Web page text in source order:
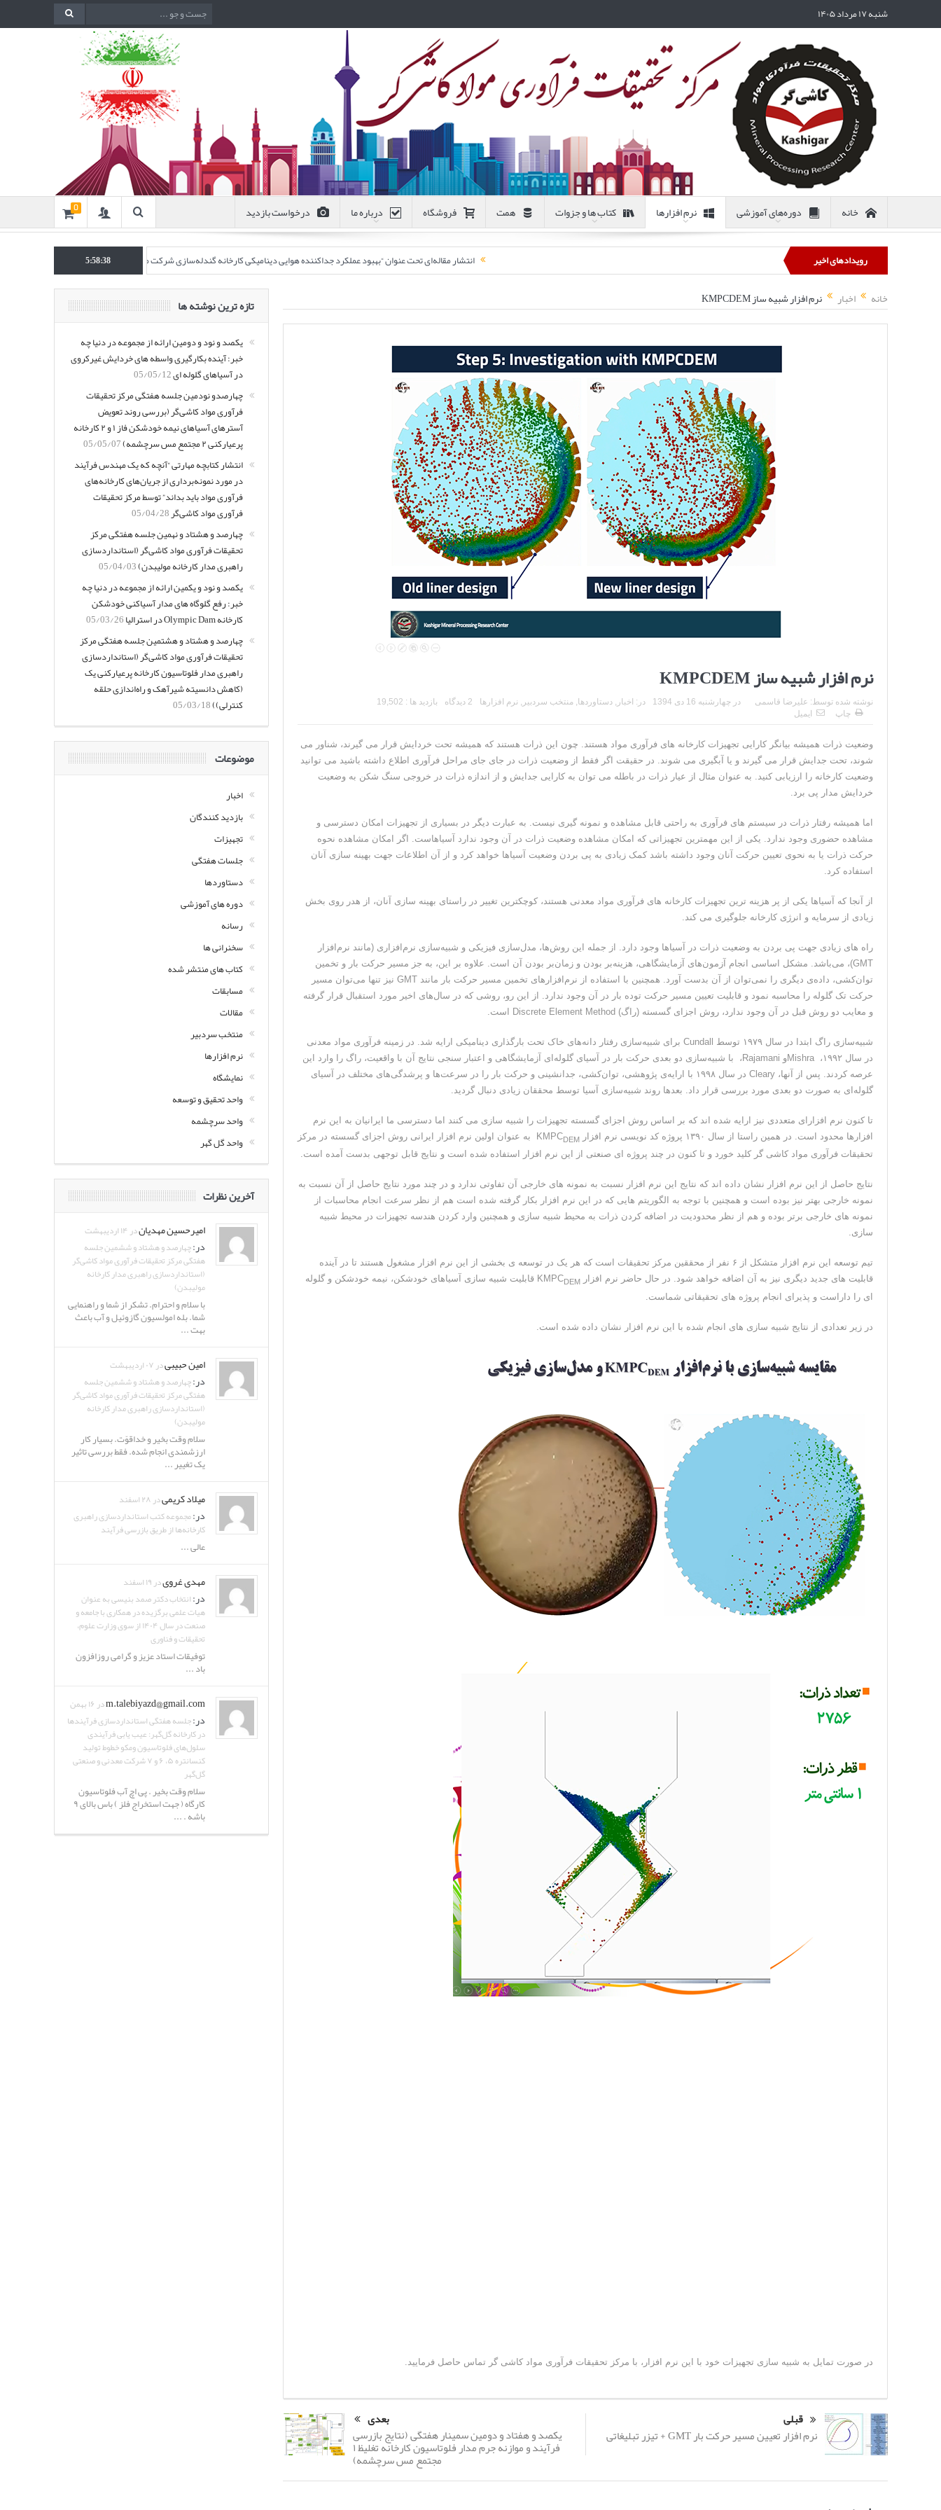
شنبه ۱۷ مرداد ۱۴۰۵
خانه دوره‌های آموزشی نرم افزارها کتاب ها و جزوات همت فروشگاه درباره ما درخواست بازدید 0
رویدادهای اخیر انتشار مقاله‌ای تحت عنوان “بهبود عملکرد جداکننده هوایی دینامیکی کارخانه گندله‌سازی شرکت معدنی و صنعتی گل‌گهر” در نشریه
5:58:39
خانه اخبار نرم افزار شبیه ساز KMPCDEM
نرم افزار شبیه ساز KMPCDEM
نوشته شده توسط: علیرضا قاسمی درچهارشنبه 16 دی 1394 در: اخبار ,دستاوردها,منتخب سردبیر , نرم افزارها 2 دیدگاه
بازدید ها : 19,502
چاپ
ایمیل
وضعیت ذرات همیشه بیانگر کارایی تجهیزات کارخانه های فرآوری مواد هستند. چون این ذرات هستند که همیشه تحت خردایش قرار می گیرند، شناور می
شوند، تحت جدایش قرار می گیرند و یا آبگیری می شوند. در حقیقت اگر فقط از وضعیت ذرات در جای جای مراحل فرآوری اطلاع داشته باشید می توانید
وضعیت کارخانه را ارزیابی کنید. به عنوان مثال از عیار ذرات در باطله می توان به کارایی جدایش و از اندازه ذرات در خروجی سنگ شکن به وضعیت
خردایش مدار پی برد.
اما همیشه رفتار ذرات در سیستم های فرآوری به راحتی قابل مشاهده و نمونه گیری نیست. به عبارت دیگر در بسیاری از تجهیزات امکان دسترسی و
مشاهده حضوری وجود ندارد. یکی از این مهمترین تجهیزاتی که امکان مشاهده وضعیت ذرات در آن وجود ندارد آسیاهاست. اگر امکان مشاهده نحوه
حرکت ذرات یا به نحوی تعیین حرکت آنان وجود داشته باشد کمک زیادی به پی بردن وضعیت آسیاها خواهد کرد و از آن اطلاعات جهت بهینه سازی آنان
استفاده کرد.
از آنجا که آسیاها یکی از پر هزینه ترین تجهیزات کارخانه های فرآوری مواد معدنی هستند، کوچکترین تغییر در راستای بهینه سازی آنان، از هدر روی بخش
زیادی از سرمایه و انرژی کارخانه جلوگیری می کند.
راه های زیادی جهت پی بردن به وضعیت ذرات در آسیاها وجود دارد. از جمله این روش‌ها، مدل‌سازی فیزیکی و شبیه‌سازی نرم‌افزاری (مانند نرم‌افزار
GMT)، می‌باشد. مشکل اساسی انجام آزمون‌های آزمایشگاهی، هزینه‌بر بودن و زمان‌بر بودن آن است. علاوه بر این، به جز مسیر حرکت بار و تخمین
توان‌کشی، داده‌ی دیگری را نمی‌توان از آن بدست آورد. همچنین با استفاده از نرم‌افزارهای تخمین مسیر حرکت بار مانند GMT نیز تنها می‌توان مسیر
حرکت تک گلوله را محاسبه نمود و قابلیت تعیین مسیر حرکت توده بار در آن وجود ندارد. از این رو، روشی که در سال‌های اخیر مورد استقبال قرار گرفته
و معایب دو روش قبل در آن وجود ندارد، روش اجزای گسسته (راگ) Discrete Element Method است.
شبیه‌سازی راگ ابتدا در سال ۱۹۷۹ توسط Cundall برای شبیه‌سازی رفتار دانه‌های خاک تحت بارگذاری دینامیکی ارایه شد. در زمینه فرآوری مواد معدنی
در سال ۱۹۹۲، Mishraو Rajamani، با شبیه‌سازی دو بعدی حرکت بار در آسیای گلوله‌ای آزمایشگاهی و اعتبار سنجی نتایج آن با واقعیت، راگ را وارد این
عرصه کردند. پس از آنها، Cleary در سال ۱۹۹۸ با ارایه‌ی پژوهشی، توان‌کشی، جدانشینی و حرکت بار را در سرعت‌ها و پرشدگی‌های مختلف در آسیای
گلوله‌ای به صورت دو بعدی مورد بررسی قرار داد. بعدها روند شبیه‌سازی آسیا توسط محققان زیادی دنبال گردید.
تا کنون نرم افزارای متعددی نیز ارایه شده اند که بر اساس روش اجزای گسسته تجهیزات را شبیه سازی می کنند اما دسترسی ما ایرانیان به این نرم
افزارها محدود است. در همین راستا از سال ۱۳۹۰ پروژه کد نویسی نرم افزار KMPC
DEM
به عنوان اولین نرم افزار ایرانی روش اجزای گسسته در مرکز
تحقیقات فرآوری مواد کاشی گر کلید خورد و تا کنون در چند پروژه ای صنعتی از این نرم افزار استفاده شده است و نتایج قابل توجهی بدست آمده است.
نتایج حاصل از این نرم افزار نشان داده اند که نتایج این نرم افزار نسبت به نمونه های خارجی آن تفاوتی ندارد و در چند مورد نتایج حاصل از آن نسبت به
نمونه خارجی بهتر نیز بوده است و همچنین با توجه به الگوریتم هایی که در این نرم افزار بکار گرفته شده است هم از نظر سرعت انجام محاسبات از
نمونه های خارجی برتر بوده و هم از نظر محدودیت در اضافه کردن ذرات به محیط شبیه سازی و همچنین وارد کردن هندسه تجهیزات در محیط شبیه
سازی.
تیم توسعه این نرم افزار متشکل از ۶ نفر از محققین مرکز تحقیقات است که هر یک در توسعه ی بخشی از این نرم افزار مشغول هستند تا در آینده
قابلیت های جدید دیگری نیز به آن اضافه خواهد شود. در حال حاضر نرم افزار KMPCDEM
قابلیت شبیه سازی آسیاهای خودشکن، نیمه خودشکن و گلوله
ای را داراست و پذیرای انجام پروژه های تحقیقاتی شماست.
در زیر تعدادی از نتایج شبیه سازی های انجام شده با این نرم افزار نشان داده شده است.
در صورت تمایل به شبیه سازی تجهیزات خود با این نرم افزار، با مرکز تحقیقات فرآوری مواد کاشی گر تماس حاصل فرمایید.
قبلی
نرم افزار تعیین مسیر حرکت بار GMT + تیزر تبلیغاتی
بعدی
یکصد و هفتاد و دومین سمینار هفتگی (نتایج بازرسی
فرآیند و موازنه جرم مدار فلوتاسیون کارخانه تغلیظ ۱
مجتمع مس سرچشمه)
تازه ترین نوشته ها
یکصد و نود و دومین ارائه از مجموعه در دنیا چه
خبر: آینده بکارگیری واسطه های خردایش غیرکروی
در آسیاهای گلوله ای05/05/12
چهارصدو نودمین جلسه هفتگی مرکز تحقیقات
فرآوری مواد کاشی‌گر (بررسی روند تعویض
آسترهای آسیاهای نیمه خودشکن فاز ۱ و ۲ کارخانه
پرعیارکنی ۲ مجتمع مس سرچشمه)
05/05/07
انتشار کتابچه مهارتی “آنچه که یک مهندس فرآیند
در مورد نمونه‌برداری از جریان‌های کارخانه‌های
فرآوری مواد باید بداند” توسط مرکز تحقیقات
فرآوری مواد کاشی‌گر05/04/28
چهارصد و هشتاد و نهمین جلسه هفتگی مرکز
تحقیقات فرآوری مواد کاشی‌گر (استانداردسازی
راهبری مدار کارخانه مولیبدن)05/04/03
یکصد و نود و یکمین ارائه از مجموعه در دنیا چه
خبر: رفع گلوگاه های مدار آسیاکنی خودشکن
کارخانه Olympic Dam در استرالیا
05/03/26
چهارصد و هشتاد و هشتمین جلسه هفتگی مرکز
تحقیقات فرآوری مواد کاشی‌گر (استانداردسازی
راهبری مدار فلوتاسیون کارخانه پرعیارکنی یک
(کاهش دانسیته شیرآهک و راه‌اندازی حلقه
کنترلی))05/03/18
موضوعات
اخبار
بازدید کنندگان
تجهیزات
جلسات هفتگی
دستاوردها
دوره های آموزشی
رسانه
سخنرانی ها
کتاب های منتشر شده
مسابقات
مقالات
منتخب سردبیر
نرم افزارها
نمایشگاه
واحد تحقیق و توسعه
واحد سرچشمه
واحد گل گهر
آخرین نظرات
امیرحسین مهدیاندر ۱۴ اردیبهشت
در:چهارصد و هشتاد و ششمین جلسه
هفتگی مرکز تحقیقات فرآوری مواد کاشی‌گر
(استانداردسازی راهبری مدار کارخانه
مولیبدن)
با سلام و احترام. تشکر از شما و راهنمایی
شما. بله امولسیون گازوئیل و آب باعث
بهت ...
امین حبیبیدر ۰۷ اردیبهشت
در:چهارصد و هشتاد و ششمین جلسه
هفتگی مرکز تحقیقات فرآوری مواد کاشی‌گر
(استانداردسازی راهبری مدار کارخانه
مولیبدن)
سلام وقت بخیر و خداقوّت. بسیار کار
ارزشمندی انجام شده. فقط بررسی تاثیر
یک تغییر ...
میلاد کریمیدر ۲۸ اسفند
در:مجموعه کتب استانداردسازی راهبری
کارخانه‌ها از طریق بازرسی فرآیند
عالی ...
مهدی غرویدر ۱۹ اسفند
در:انتخاب دکتر صمد بنیسی به عنوان
هیات علمی برگزیده در همکاری با جامعه و
صنعت در سال ۱۴۰۴ از سوی وزارت علوم،
تحقیقات و فناوری
توفیقات استاد عزیز و گرامی روزافزون
باد ...
m.talebiyazd@gmail.comدر ۱۶ بهمن
در:جلسه هفتگی استانداردسازی فرآیندها
در کارخانه گل‌گهر: عیب یابی فرآیندی
سلول‌های فلوتاسیون ومکو خطوط تولید
کنسانتره ۵، ۶ و ۷ شرکت معدنی و صنعتی
گل‌گهر
سلام وقت بخیر . پی اچ آب فلوتاسیون
کارگاه ( جهت استخراج فلز ) باس بالای ۹
باشه . ...